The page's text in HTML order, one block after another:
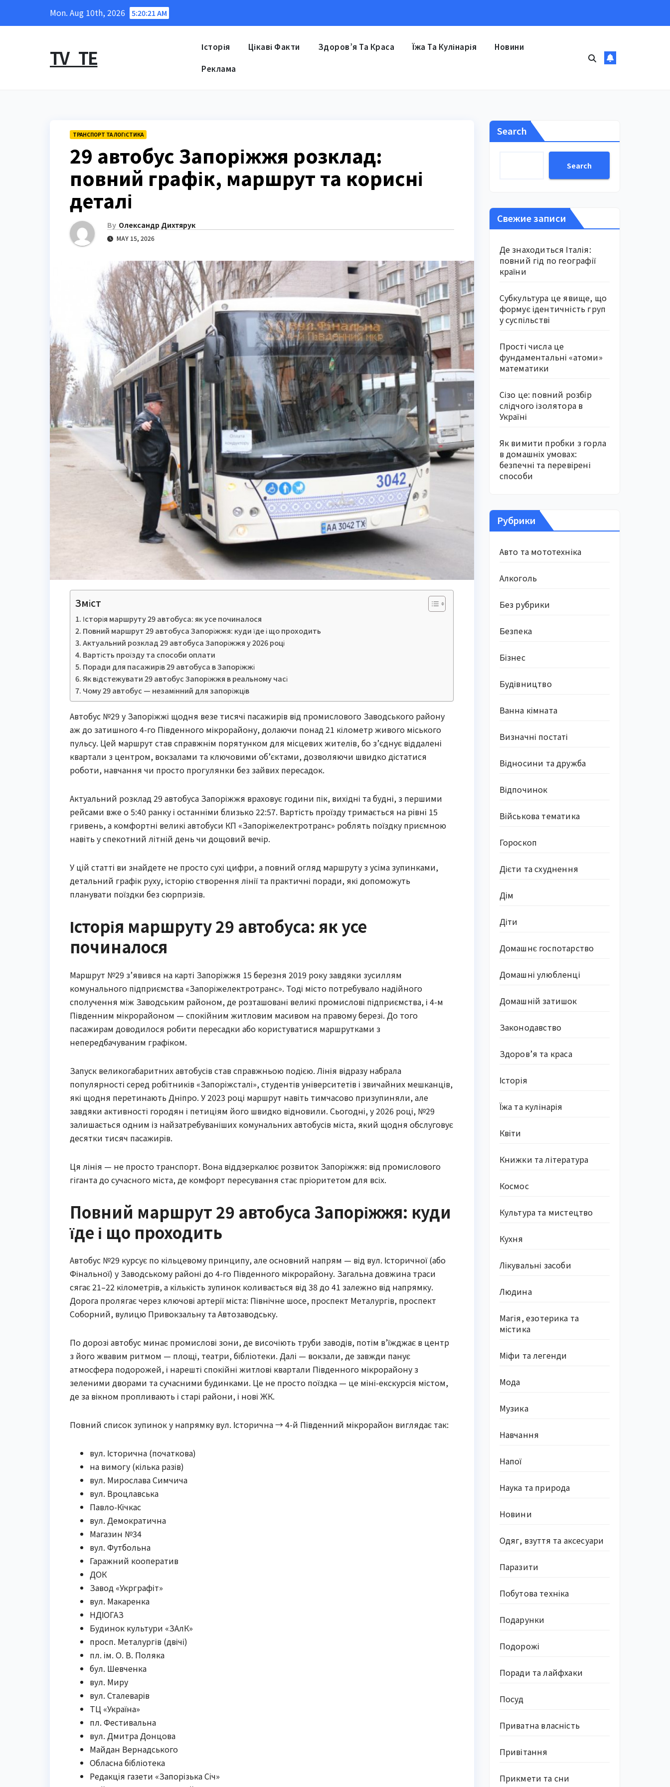
Mon. Aug 10th, 2026 5:20:22 AM
TV_TE Історія Цікаві Факти Здоров’я Та Краса Їжа Та Кулінарія Новини
Реклама
ТРАНСПОРТ ТА ЛОГІСТИКА
29 автобус Запоріжжя розклад:
повний графік, маршрут та корисні
деталі
By Олександр Дихтярук
MAY 15, 2026
Зміст
Історія маршруту 29 автобуса: як усе починалося
Повний маршрут 29 автобуса Запоріжжя: куди їде і що проходить
Актуальний розклад 29 автобуса Запоріжжя у 2026 році
Вартість проїзду та способи оплати
Поради для пасажирів 29 автобуса в Запоріжжі
Як відстежувати 29 автобус Запоріжжя в реальному часі
Чому 29 автобус — незамінний для запоріжців
Автобус №29 у Запоріжжі щодня везе тисячі пасажирів від промислового Заводського району
аж до затишного 4-го Південного мікрорайону, долаючи понад 21 кілометр живого міського
пульсу. Цей маршрут став справжнім порятунком для місцевих жителів, бо з’єднує віддалені
квартали з центром, вокзалами та ключовими об’єктами, дозволяючи швидко дістатися
роботи, навчання чи просто прогулянки без зайвих пересадок.
Актуальний розклад 29 автобуса Запоріжжя враховує години пік, вихідні та будні, з першими
рейсами вже о 5:40 ранку і останніми близько 22:57. Вартість проїзду тримається на рівні 15
гривень, а комфортні великі автобуси КП «Запоріжелектротранс» роблять поїздку приємною
навіть у спекотний літній день чи дощовий вечір.
У цій статті ви знайдете не просто сухі цифри, а повний огляд маршруту з усіма зупинками,
детальний графік руху, історію створення лінії та практичні поради, які допоможуть
планувати поїздки без сюрпризів.
Історія маршруту 29 автобуса: як усе
починалося
Маршрут №29 з’явився на карті Запоріжжя 15 березня 2019 року завдяки зусиллям
комунального підприємства «Запоріжелектротранс». Тоді місто потребувало надійного
сполучення між Заводським районом, де розташовані великі промислові підприємства, і 4-м
Південним мікрорайоном — спокійним житловим масивом на правому березі. До того
пасажирам доводилося робити пересадки або користуватися маршрутками з
непередбачуваним графіком.
Запуск великогабаритних автобусів став справжньою подією. Лінія відразу набрала
популярності серед робітників «Запоріжсталі», студентів університетів і звичайних мешканців,
які щодня перетинають Дніпро. У 2023 році маршрут навіть тимчасово призупиняли, але
завдяки активності городян і петиціям його швидко відновили. Сьогодні, у 2026 році, №29
залишається одним із найзатребуваніших комунальних автобусів міста, який щодня обслуговує
десятки тисяч пасажирів.
Ця лінія — не просто транспорт. Вона віддзеркалює розвиток Запоріжжя: від промислового
гіганта до сучасного міста, де комфорт пересування стає пріоритетом для всіх.
Повний маршрут 29 автобуса Запоріжжя: куди
їде і що проходить
Автобус №29 курсує по кільцевому принципу, але основний напрям — від вул. Історичної (або
Фінальної) у Заводському районі до 4-го Південного мікрорайону. Загальна довжина траси
сягає 21–22 кілометрів, а кількість зупинок коливається від 38 до 41 залежно від напрямку.
Дорога пролягає через ключові артерії міста: Північне шосе, проспект Металургів, проспект
Соборний, вулицю Привокзальну та Автозаводську.
По дорозі автобус минає промислові зони, де височіють труби заводів, потім в’їжджає в центр
з його жвавим ритмом — площі, театри, бібліотеки. Далі — вокзали, де завжди панує
атмосфера подорожей, і нарешті спокійні житлові квартали Південного мікрорайону з
зеленими дворами та сучасними будинками. Це не просто поїздка — це міні-екскурсія містом,
де за вікном пропливають і старі райони, і нові ЖК.
Повний список зупинок у напрямку вул. Історична → 4-й Південний мікрорайон виглядає так:
вул. Історична (початкова)
на вимогу (кілька разів)
вул. Мирослава Симчича
вул. Вроцлавська
Павло-Кічкас
вул. Демократична
Магазин №34
вул. Футбольна
Гаражний кооператив
ДОК
Завод «Укрграфіт»
вул. Макаренка
НДІОГАЗ
Будинок культури «ЗАлК»
просп. Металургів (двічі)
пл. ім. О. В. Поляка
бул. Шевченка
вул. Миру
вул. Сталеварів
ТЦ «Україна»
пл. Фестивальна
вул. Дмитра Донцова
Майдан Вернадського
Обласна бібліотека
Редакція газети «Запорізька Січ»
Search
Search
Свежие записи
Де знаходиться Італія:
повний гід по географії
країни
Субкультура це явище, що
формує ідентичність груп
у суспільстві
Прості числа це
фундаментальні «атоми»
математики
Сізо це: повний розбір
слідчого ізолятора в
Україні
Як вимити пробки з горла
в домашніх умовах:
безпечні та перевірені
способи
Рубрики
Авто та мототехніка
Алкоголь
Без рубрики
Безпека
Бізнес
Будівництво
Ванна кімната
Визначні постаті
Відносини та дружба
Відпочинок
Військова тематика
Гороскоп
Дієти та схуднення
Дім
Діти
Домашнє госпотарство
Домашні улюбленці
Домашній затишок
Законодавство
Здоров’я та краса
Історія
Їжа та кулінарія
Квіти
Книжки та література
Космос
Культура та мистецтво
Кухня
Лікувальні засоби
Людина
Магія, езотерика та
містика
Міфи та легенди
Мода
Музика
Навчання
Напої
Наука та природа
Новини
Одяг, взуття та аксесуари
Паразити
Побутова техніка
Подарунки
Подорожі
Поради та лайфхаки
Посуд
Приватна власність
Привітання
Прикмети та сни